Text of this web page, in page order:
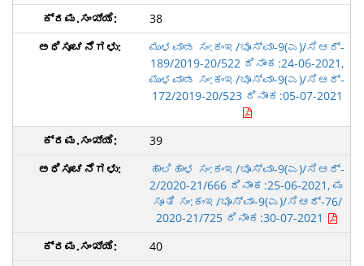
38
ಮುಳವಾಡ ಸಂ:ಕಂಇ/ಭೂಸ್ವಾ-9(ಎ)/ಸಿಆರ್-
189/2019-20/522 ದಿನಾಂಕ:24-06-2021,
ಮುಳವಾಡ ಸಂ:ಕಂಇ/ಭೂಸ್ವಾ-9(ಎ)/ಸಿಆರ್-
172/2019-20/523 ದಿನಾಂಕ:05-07-2021
39
ಹಾಲಿಹಾಳ ಸಂ:ಕಂಇ/ಭೂಸ್ವಾ-9(ಎ)/ಸಿಆರ್-
2/2020-21/666 ದಿನಾಂಕ:25-06-2021, ಮ
ಸೂತಿ ಸಂ:ಕಂಇ/ಭೂಸ್ವಾ-9(ಎ)/ಸಿಆರ್-76/
2020-21/725 ದಿನಾಂಕ:30-07-2021
40